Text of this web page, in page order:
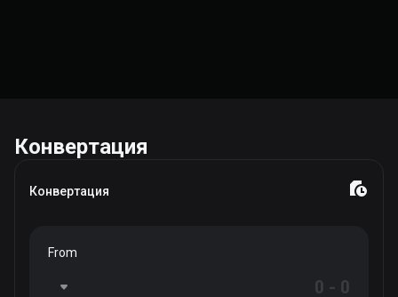
Конвертация
Конвертация
From